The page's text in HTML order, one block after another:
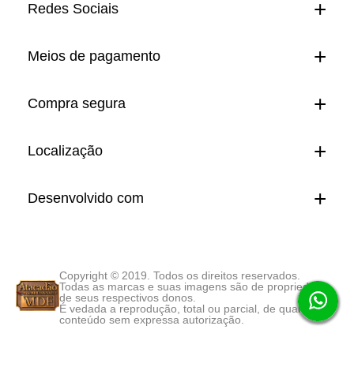
Redes Sociais
Meios de pagamento
Compra segura
Localização
Desenvolvido com
Copyright © 2019. Todos os direitos reservados.
Todas as marcas e suas imagens são de propriedade
de seus respectivos donos.
É vedada a reprodução, total ou parcial, de qualquer
conteúdo sem expressa autorização.